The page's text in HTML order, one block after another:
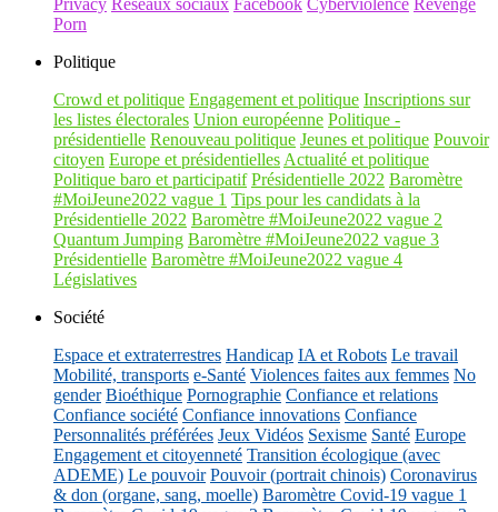
Privacy Réseaux sociaux Facebook Cyberviolence Revenge
Porn
Politique
Crowd et politique Engagement et politique Inscriptions sur
les listes électorales Union européenne Politique -
présidentielle Renouveau politique Jeunes et politique Pouvoir
citoyen Europe et présidentielles Actualité et politique
Politique baro et participatif Présidentielle 2022 Baromètre
#MoiJeune2022 vague 1 Tips pour les candidats à la
Présidentielle 2022 Baromètre #MoiJeune2022 vague 2
Quantum Jumping Baromètre #MoiJeune2022 vague 3
Présidentielle Baromètre #MoiJeune2022 vague 4
Législatives
Société
Espace et extraterrestres Handicap IA et Robots Le travail
Mobilité, transports e-Santé Violences faites aux femmes No
gender Bioéthique Pornographie Confiance et relations
Confiance société Confiance innovations Confiance
Personnalités préférées Jeux Vidéos Sexisme Santé Europe
Engagement et citoyenneté Transition écologique (avec
ADEME) Le pouvoir Pouvoir (portrait chinois) Coronavirus
& don (organe, sang, moelle) Baromètre Covid-19 vague 1